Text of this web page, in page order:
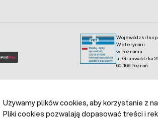
Wojewódzki
Weterynarii
w Poznaniu
ul. Grunwaldzka
60-166 Poznań
Używamy plików cookies, aby korzystanie z
Pliki cookies pozwalają dopasować treści i